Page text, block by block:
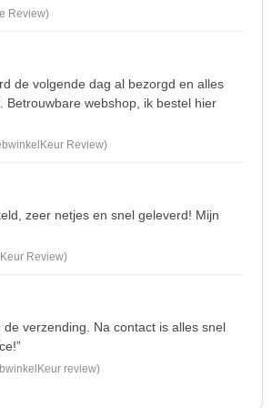
Review)
de volgende dag al bezorgd en alles
Betrouwbare webshop, ik bestel hier
Review)
zeer netjes en snel geleverd! Mijn
Review)
de verzending. Na contact is alles snel
review)